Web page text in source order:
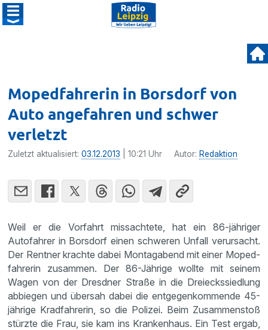
Mopedfahrerin in Borsdorf von
Auto angefahren und schwer
verletzt
Zuletzt aktualisiert:03.12.2013 | 10:21 Uhr Autor: Redaktion
Weil er die Vorfahrt missach­tete, hat ein 86-jähriger
Autofahrer in Borsdorf einen schweren Unfall verur­sacht.
Der Rentner krachte dabei Montag­abend mit einer Moped­
fah­rerin zusammen. Der 86-Jährige wollte mit seinem
Wagen von der Dresdner Straße in die Dreiecks­sied­lung
abbiegen und übersah dabei die entge­gen­kom­mende 45-
jährige Kradfah­rerin, so die Polizei. Beim Zusam­men­stoß
stürzte die Frau, sie kam ins Kranken­haus. Ein Test ergab,